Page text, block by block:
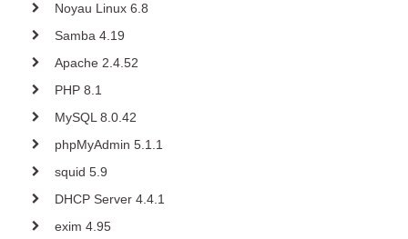
Téléchargements
Kwartz Server
Toutes les versions
Evolutions
Outils / Documentation
Noyau Linux 6.8
Samba 4.19
Apache 2.4.52
PHP 8.1
MySQL 8.0.42
phpMyAdmin 5.1.1
squid 5.9
DHCP Server 4.4.1
exim 4.95